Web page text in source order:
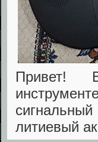
Привет!
литиевый